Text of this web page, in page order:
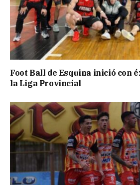
Foot Ball de Esquina inició con
la Liga Provincial